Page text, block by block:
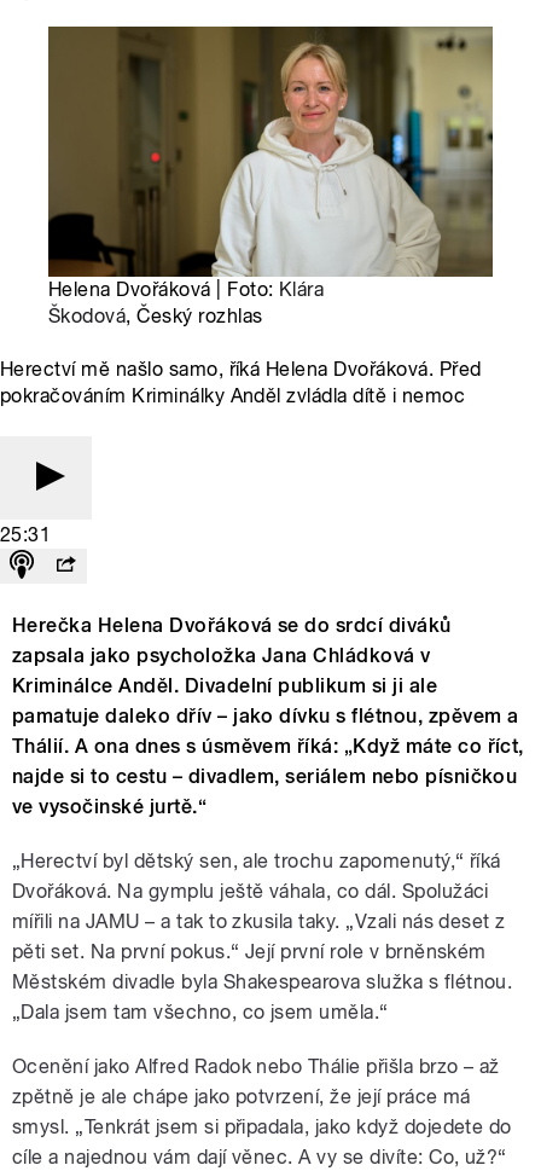
Helena Dvořáková | Foto: Klára
Škodová, Český rozhlas
Herectví mě našlo samo, říká Helena Dvořáková. Před
pokračováním Kriminálky Anděl zvládla dítě i nemoc
25:31
Herečka Helena Dvořáková se do srdcí diváků
zapsala jako psycholožka Jana Chládková v
Kriminálce Anděl. Divadelní publikum si ji ale
pamatuje daleko dřív – jako dívku s flétnou, zpěvem a
Thálií. A ona dnes s úsměvem říká: „Když máte co říct,
najde si to cestu – divadlem, seriálem nebo písničkou
ve vysočinské jurtě.“
„Herectví byl dětský sen, ale trochu zapomenutý,“ říká
Dvořáková. Na gymplu ještě váhala, co dál. Spolužáci
mířili na JAMU – a tak to zkusila taky. „Vzali nás deset z
pěti set. Na první pokus.“ Její první role v brněnském
Městském divadle byla Shakespearova služka s flétnou.
„Dala jsem tam všechno, co jsem uměla.“
Ocenění jako Alfred Radok nebo Thálie přišla brzo – až
zpětně je ale chápe jako potvrzení, že její práce má
smysl. „Tenkrát jsem si připadala, jako když dojedete do
cíle a najednou vám dají věnec. A vy se divíte: Co, už?“